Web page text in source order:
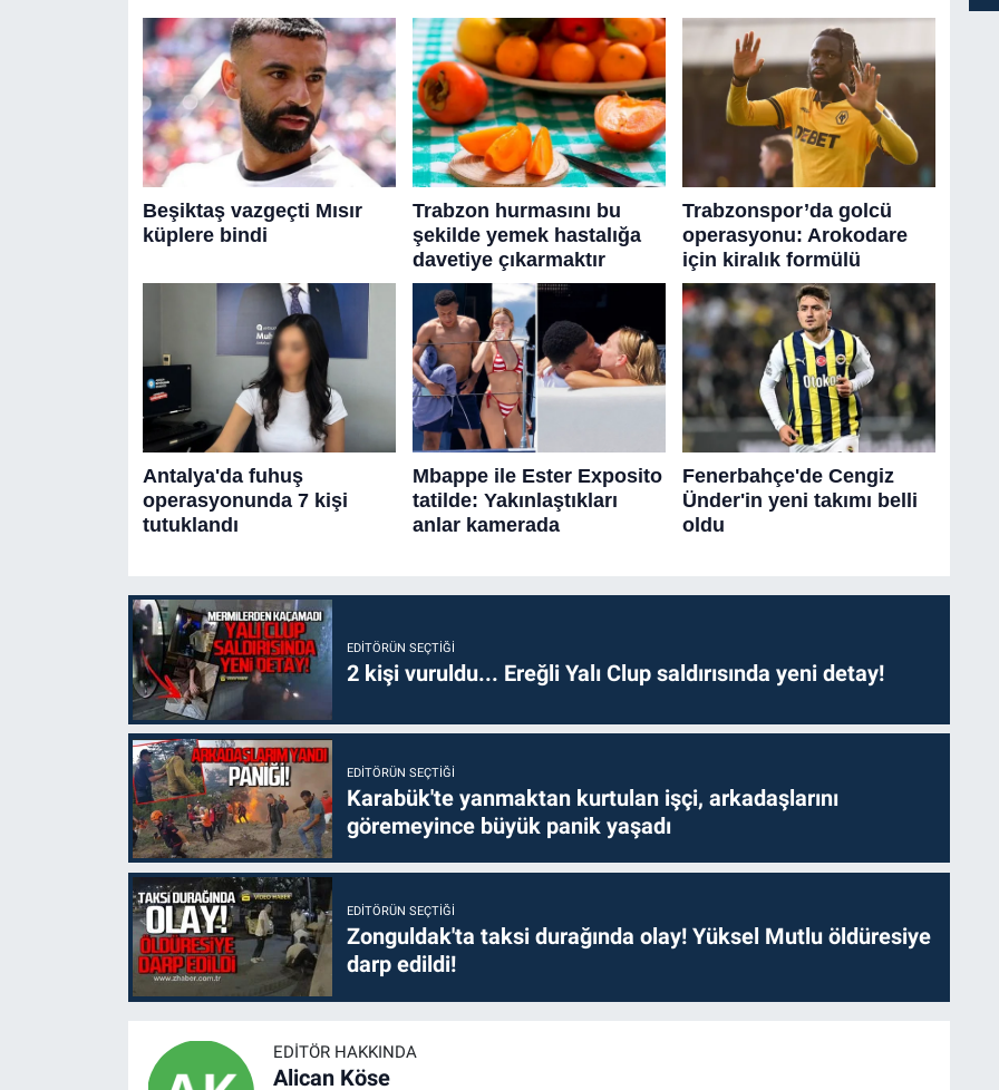
EDITÖRÜN SEÇTIĞI
2 kişi vuruldu... Ereğli Yalı Clup saldırısında yeni detay!
EDITÖRÜN SEÇTIĞI
Karabük'te yanmaktan kurtulan işçi, arkadaşlarını
göremeyince büyük panik yaşadı
EDITÖRÜN SEÇTIĞI
Zonguldak'ta taksi durağında olay! Yüksel Mutlu öldüresiye
darp edildi!
EDITÖR HAKKINDA
Alican Köse